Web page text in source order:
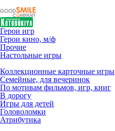
Герои игр
Герои кино, м/ф
Прочие
Настольные игры
Коллекционные карточные игры
Семейные, для вечеринок
По мотивам фильмов, игр, книг
В дорогу
Игры для детей
Головоломки
Атрибутика